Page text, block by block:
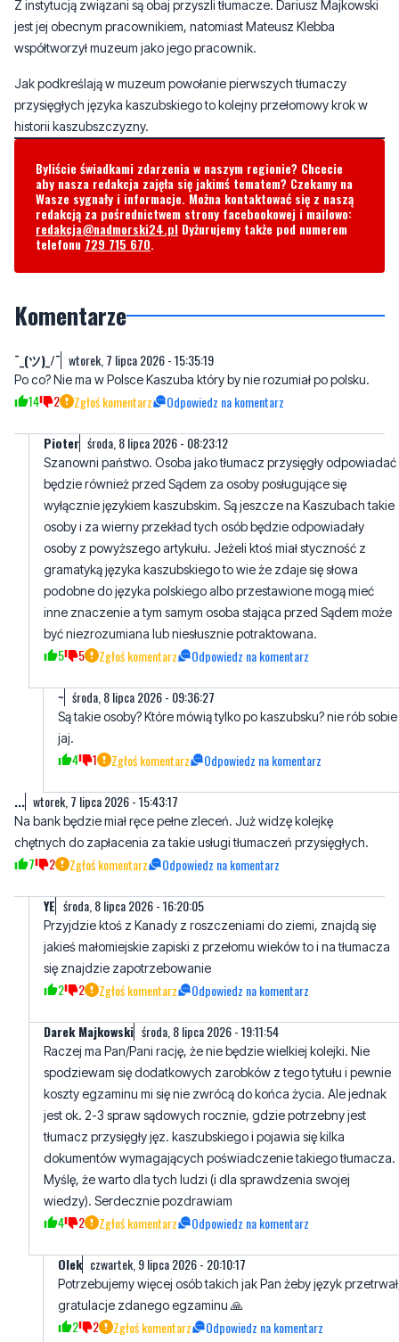
Jak podkreślają w muzeum powołanie pierwszych tłumaczy
przysięgłych języka kaszubskiego to kolejny przełomowy krok w
Byliście świadkami zdarzenia w naszym regionie? Chcecie
aby nasza redakcja zajęła się jakimś tematem? Czekamy na
Wasze sygnały i informacje. Można kontaktować się z naszą
redakcja@nadmorski24.plDyżurujemy także pod numerem
telefonu729 715 670.
Komentarze
Po co? Nie ma w Polsce Kaszuba który by nie rozumiał po polsku.
Pioter środa, 8 lipca 2026 - 08:23:12
Szanowni państwo. Osoba jako tłumacz przysięgły odpowiadać
wyłącznie językiem kaszubskim. Są jeszcze na Kaszubach takie
osoby i za wierny przekład tych osób będzie odpowiadały
osoby z powyższego artykułu. Jeżeli ktoś miał styczność z
gramatyką języka kaszubskiego to wie że zdaje się słowa
podobne do języka polskiego albo przestawione mogą mieć
inne znaczenie a tym samym osoba stająca przed Sądem może
być niezrozumiana lub niesłusznie potraktowana.
5 5 Zgłoś komentarz Odpowiedz na komentarz
~ środa, 8 lipca 2026 - 09:36:27
Są takie osoby? Które mówią tylko po kaszubsku? nie rób sobie
4 1 Zgłoś komentarz Odpowiedz na komentarz
wtorek, 7 lipca 2026 - 15:43:17
Na bank będzie miał ręce pełne zleceń. Już widzę kolejkę
7 2 Zgłoś komentarz Odpowiedz na komentarz
YE środa, 8 lipca 2026 - 16:20:05
Przyjdzie ktoś z Kanady z roszczeniami do ziemi, znajdą się
się znajdzie zapotrzebowanie
2 2 Zgłoś komentarz Odpowiedz na komentarz
Darek Majkowski środa, 8 lipca 2026 - 19:11:54
Raczej ma Pan/Pani rację, że nie będzie wielkiej kolejki. Nie
koszty egzaminu mi się nie zwrócą do końca życia. Ale jednak
jest ok. 2-3 spraw sądowych rocznie, gdzie potrzebny jest
tłumacz przysięgły jęz. kaszubskiego i pojawia się kilka
dokumentów wymagających poświadczenie takiego tłumacza.
Myślę, że warto dla tych ludzi (i dla sprawdzenia swojej
wiedzy). Serdecznie pozdrawiam
4 2 Zgłoś komentarz Odpowiedz na komentarz
Olek czwartek, 9 lipca 2026 - 20:10:17
Potrzebujemy więcej osób takich jak Pan żeby język
2 2 Zgłoś komentarz Odpowiedz na komentarz
~ piątek, 10 lipca 2026 - 13:28:23
O, super, że się pan odezwał osobiście. Mógłby pan